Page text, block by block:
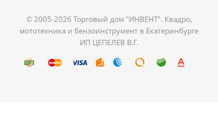
© 2005-2026 Торговый дом "ИНВЕНТ". Квадро,
мототехника и бензоинструмент в Екатеринбурге
ИП ЦЕПЕЛЕВ В.Г.